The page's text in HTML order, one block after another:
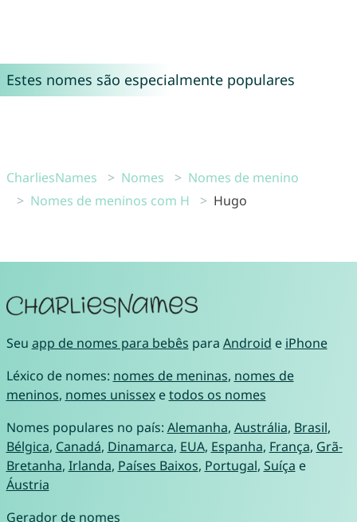
Estes nomes são especialmente populares
CharliesNames Nomes
Nomes de menino
Nomes de meninos com H
Hugo
Seu app de nomes para bebês para Android e iPhone
Léxico de nomes: nomes de meninas, nomes de
meninos, nomes unissexetodos os nomes
Nomes populares no país: Alemanha, Austrália, Brasil,
Bélgica, Canadá, Dinamarca, EUA, Espanha, França, Grã-
Bretanha, Irlanda, Países Baixos, Portugal, Suíça e
Áustria
Gerador de nomes